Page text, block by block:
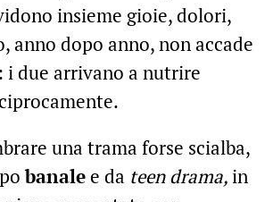
insieme gioie, dolori,
anno dopo anno, non accade
i due arrivano a nutrire
una trama forse scialba,
banalee da teen drama, in